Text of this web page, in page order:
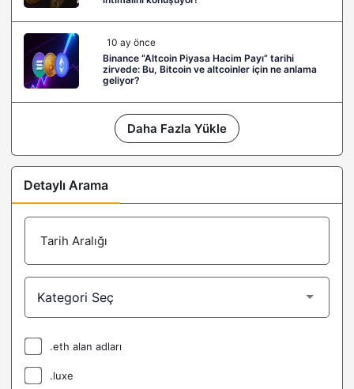
10 ay önce
Binance “Altcoin Piyasa Hacim Payı” tarihi
zirvede: Bu, Bitcoin ve altcoinler için ne anlama
geliyor?
Daha Fazla Yükle
Detaylı Arama
Tarih Aralığı
.eth alan adları
.luxe